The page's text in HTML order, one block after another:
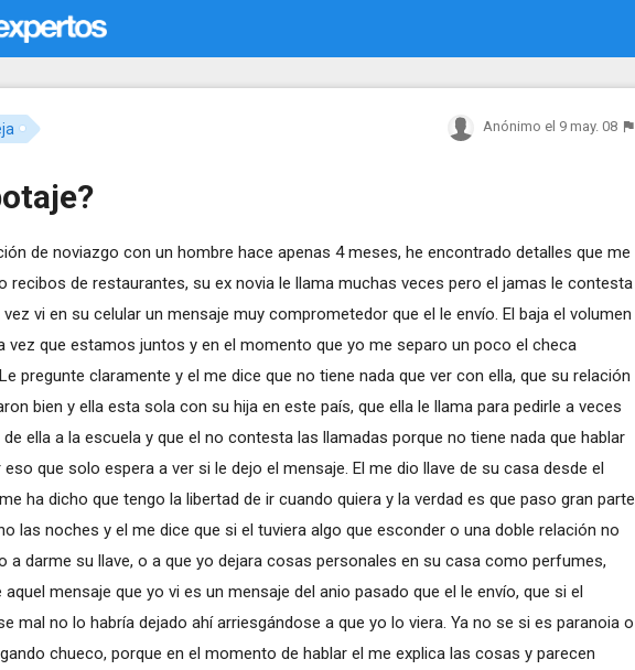
Anónimo el 9 may. 08
de noviazgo con un hombre hace apenas 4 meses, he encontrado detalles que me
recibos de restaurantes, su ex novia le llama muchas veces pero el jamas le contesta
vi en su celular un mensaje muy comprometedor que el le envío. El baja el volumen
vez que estamos juntos y en el momento que yo me separo un poco el checa
pregunte claramente y el me dice que no tiene nada que ver con ella, que su relación
bien y ella esta sola con su hija en este país, que ella le llama para pedirle a veces
ella a la escuela y que el no contesta las llamadas porque no tiene nada que hablar
que solo espera a ver si le dejo el mensaje. El me dio llave de su casa desde el
ha dicho que tengo la libertad de ir cuando quiera y la verdad es que paso gran parte
las noches y el me dice que si el tuviera algo que esconder o una doble relación no
a darme su llave, o a que yo dejara cosas personales en su casa como perfumes,
mensaje que yo vi es un mensaje del anio pasado que el le envío, que si el
mal no lo habría dejado ahí arriesgándose a que yo lo viera. Ya no se si es paranoia o
chueco, porque en el momento de hablar el me explica las cosas y parecen